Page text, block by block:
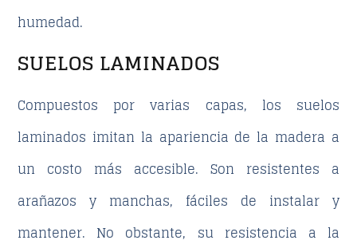
humedad.
SUELOS LAMINADOS
Compuestos por varias capas, los suelos
laminados imitan la apariencia de la madera a
un costo más accesible. Son resistentes a
arañazos y manchas, fáciles de instalar y
mantener. No obstante, su resistencia a la